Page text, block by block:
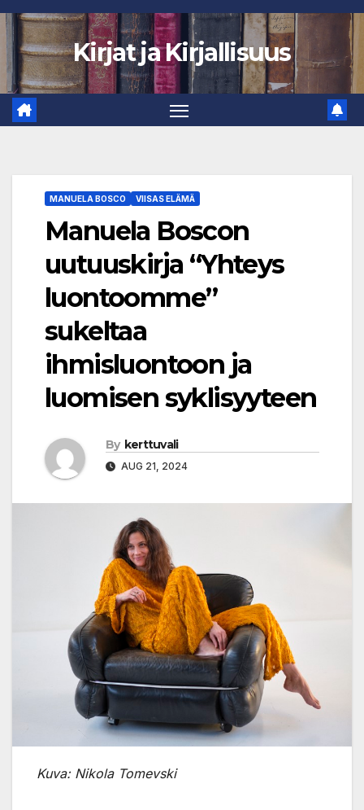
Skip
content
Kirjat ja Kirjallisuus
MANUELA BOSCO VIISAS ELÄMÄ
Manuela Boscon
uutuuskirja “Yhteys
luontoomme”
sukeltaa
ihmisluontoon ja
luomisen syklisyyteen
By kerttuvali
AUG 21, 2024
Kuva: Nikola Tomevski